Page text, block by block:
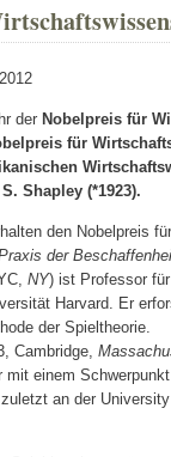
der Nobelpreis für
für
Shapley (*1923).
den Nobelpreis
der
NY) ist Professor
Harvard. Er
der Spieltheorie.
Cambridge,
einem
an der